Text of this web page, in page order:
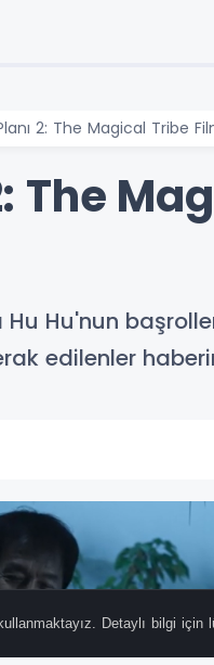
2: The Magical Tribe
The
Hu'nun
edilenler
Detaylı bilgi için